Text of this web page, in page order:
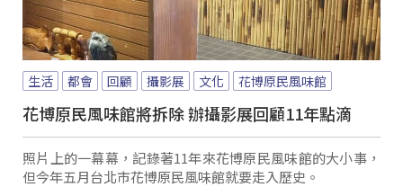
生活 都會 回顧 攝影展 文化 花博原民風味館
花博原民風味館將拆除 辦攝影展回顧11年點滴
照片上的一幕幕，記錄著11年來花博原民風味館的大小事，
但今年五月台北市花博原民風味館就要走入歷史。